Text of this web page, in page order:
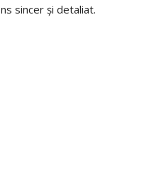
sincer și detaliat.